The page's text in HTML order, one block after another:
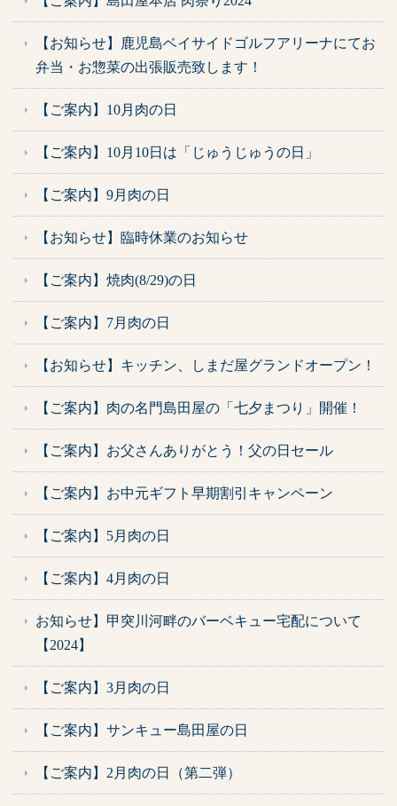
【お知らせ】鹿児島ベイサイドゴルフアリーナにてお
弁当・お惣菜の出張販売致します！
【ご案内】10月肉の日
【ご案内】10月10日は「じゅうじゅうの日」
【ご案内】9月肉の日
【お知らせ】臨時休業のお知らせ
【ご案内】焼肉(8/29)の日
【ご案内】7月肉の日
【お知らせ】キッチン、しまだ屋グランドオープン！
【ご案内】肉の名門島田屋の「七夕まつり」開催！
【ご案内】お父さんありがとう！父の日セール
【ご案内】お中元ギフト早期割引キャンペーン
【ご案内】5月肉の日
【ご案内】4月肉の日
お知らせ】甲突川河畔のバーベキュー宅配について
【2024】
【ご案内】3月肉の日
【ご案内】サンキュー島田屋の日
【ご案内】2月肉の日（第二弾）